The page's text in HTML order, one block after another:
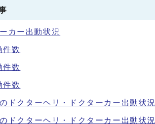
カー出動状況
件数
件数
件数
ドクターヘリ・ドクターカー出動状況
ドクターヘリ・ドクターカー出動状況